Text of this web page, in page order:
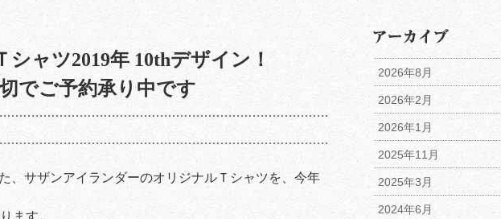
シャツ2019年 10thデザイン！
でご予約承り中です
、サザンアイランダーのオリジナルＴシャツを、今年
ます。
2026年8月
2026年2月
2026年1月
2025年11月
2025年3月
2024年6月